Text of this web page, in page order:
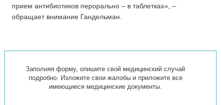
прием антибиотиков перорально – в таблетках», –
обращает внимание Гандельман.
Заполняя форму, опишите свой медицинский случай
подробно. Изложите свои жалобы и приложите все
имеющиеся медицинские документы.